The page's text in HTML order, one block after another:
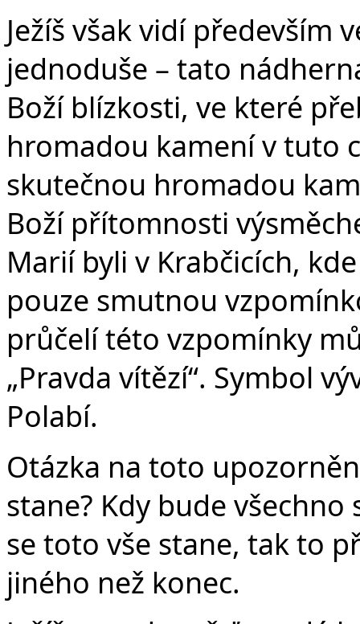
Ježíš však vidí především
jednoduše – tato
Boží blízkosti, ve které
hromadou kamení v tuto
skutečnou hromadou
Boží přítomnosti
Marií byli v Krabčicích,
pouze smutnou
průčelí této vzpomínky
„Pravda vítězí“. Symbol
Polabí.
Otázka na toto
stane? Kdy bude všechno
se toto vše stane, tak to
jiného než konec.